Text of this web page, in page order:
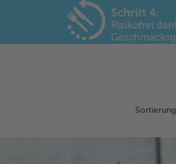
Sortierung